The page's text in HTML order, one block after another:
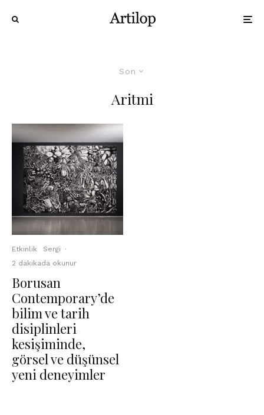
Son
Aritmi
Etkinlik Sergi
·
2 dakikada okunur
Borusan
Contemporary’de
bilim ve tarih
disiplinleri
kesişiminde,
görsel ve düşünsel
yeni deneyimler